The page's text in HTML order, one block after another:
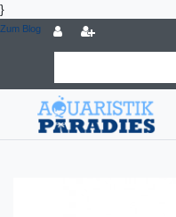
}
Zum Blog